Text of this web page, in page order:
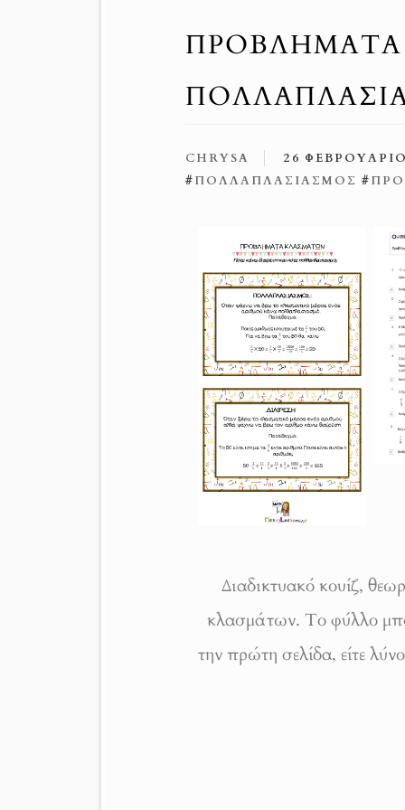
CHRYSA 26
#ΠΟΛΛΑΠΛΑΣΙΑΣΜΌΣ #
Διαδικτυακό κουίζ,
κλασμάτων. Το φύλλο
την πρώτη σελίδα, είτε